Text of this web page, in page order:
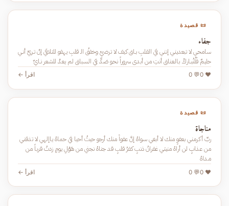
📜 قصيدة
جفاء
سامحـي لا تبعدينـي إننـي في القـلبِ بـاق كيف لا ترضيْ وخفقُ الـ قلبِ يهفو للتـلاقي إنْ تـريْ أنـي
حليمٌ فَلْنُبــاركْ بالـعـناق أنتِ من أبدى سروراً نحـو صَـدٍّ في الـسباق لم يعـدْ للشعر نـايٌ
❤️ 0
💬 0 اقرأ ←
📜 قصيدة
مناجاة
ربِّ أكرمنـي بعفوٍ منك لا أبغي سواهُ إنَّ عفواً منك أرجو حيثُ أحيا في حماهُ ياإلهي لا تذقنـي
من عـذابٍ لن أراهُ منيتـي غفرانُ ذنبٍ كفرُ قلبٍ قد جناهُ نجني من هَوْلِ يومٍ زدتُ قرباً من
مـداهُ
❤️ 0
💬 0 اقرأ ←